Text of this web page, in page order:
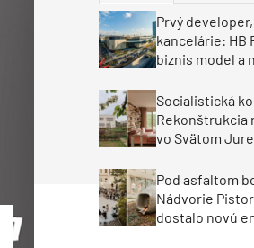
Klimatizácia a vetranie
Manažérsky kurz Milan Murcka
Prvý
kancelárie: HB
biznis model a
Socialistická
Rekonštrukcia
vo Svätom
Pod asfaltom
Nádvorie
dostalo novú